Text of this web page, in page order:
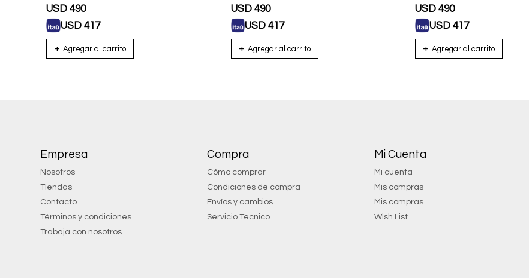
USD 490
USD 417
USD 490
USD 417
USD 490
USD 417
Empresa
Nosotros
Tiendas
Contacto
Términos y condiciones
Trabaja con nosotros
Compra
Cómo comprar
Condiciones de compra
Envíos y cambios
Servicio Tecnico
Mi Cuenta
Mi cuenta
Mis compras
Mis compras
Wish List